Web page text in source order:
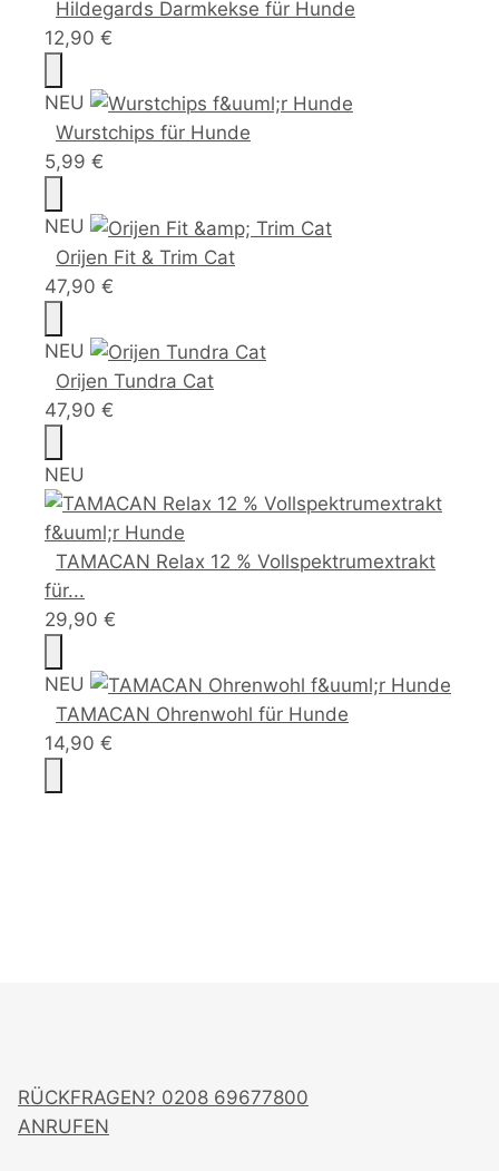
Hildegards Darmkekse für Hunde
12,90 €
NEU
Wurstchips für Hunde
5,99 €
NEU
Orijen Fit & Trim Cat
47,90 €
NEU
Orijen Tundra Cat
47,90 €
NEU
TAMACAN Relax 12 % Vollspektrumextrakt
für...
29,90 €
NEU
TAMACAN Ohrenwohl für Hunde
14,90 €
RÜCKFRAGEN? 0208 69677800
ANRUFEN